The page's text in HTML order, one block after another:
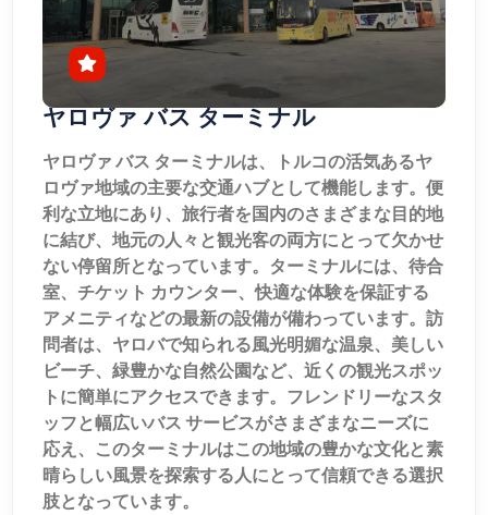
ヤロヴァ バス ターミナル
ヤロヴァ バス ターミナルは、トルコの活気あるヤ
ロヴァ地域の主要な交通ハブとして機能します。便
利な立地にあり、旅行者を国内のさまざまな目的地
に結び、地元の人々と観光客の両方にとって欠かせ
ない停留所となっています。ターミナルには、待合
室、チケット カウンター、快適な体験を保証する
アメニティなどの最新の設備が備わっています。訪
問者は、ヤロバで知られる風光明媚な温泉、美しい
ビーチ、緑豊かな自然公園など、近くの観光スポッ
トに簡単にアクセスできます。フレンドリーなスタ
ッフと幅広いバス サービスがさまざまなニーズに
応え、このターミナルはこの地域の豊かな文化と素
晴らしい風景を探索する人にとって信頼できる選択
肢となっています。